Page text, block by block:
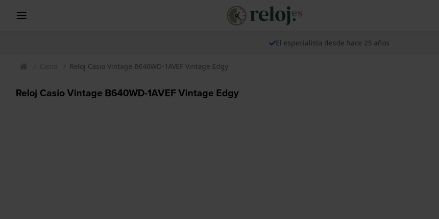
El especialista desde hace 25 años
Casio Reloj Casio Vintage B640WD-1AVEF Vintage Edgy
Reloj Casio Vintage B640WD-1AVEF Vintage Edgy